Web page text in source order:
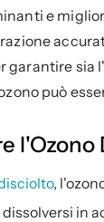
e
garantire sia
può
l'Ozono
,
in